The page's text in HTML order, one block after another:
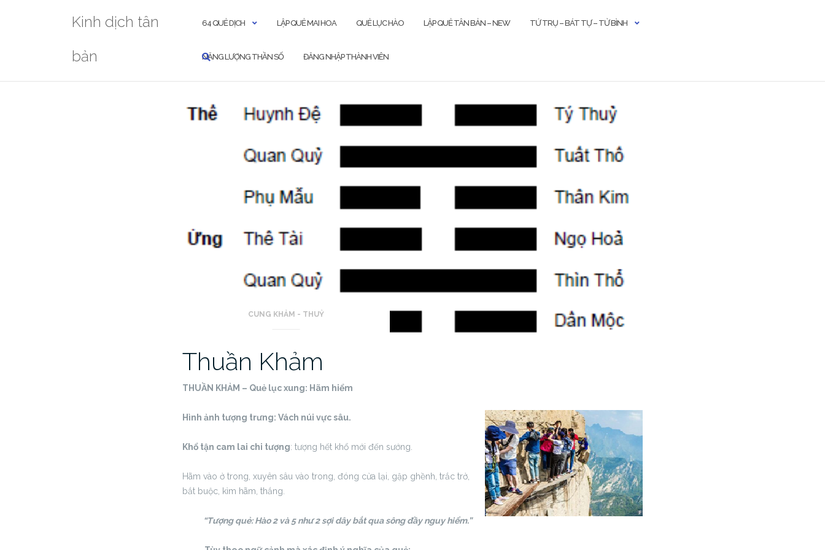
Kinh dịch tân
bản
64 QUẺ DỊCH LẬP QUẺ MAI HOA QUẺ LỤC HÀO LẬP QUẺ TÂN BẢN – NEW TỨ TRỤ – BÁT TỰ – TỬ BÌNH
NĂNG LƯỢNG THẦN SỐ ĐĂNG NHẬP THÀNH VIÊN
CUNG KHẢM - THUỶ
Thuần Khảm
THUẦN KHẢM – Quẻ lục xung: Hãm hiểm
Hình ảnh tượng trưng: Vách núi vực sâu.
Khổ tận cam lai chi tượng: tượng hết khổ mới đến sướng.
Hãm vào ở trong, xuyên sâu vào trong, đóng cửa lại, gập ghềnh, trắc trở,
bắt buộc, kìm hãm, thắng.
“Tượng quẻ: Hào 2 và 5 như 2 sợi dây bắt qua sông đầy nguy hiểm.”